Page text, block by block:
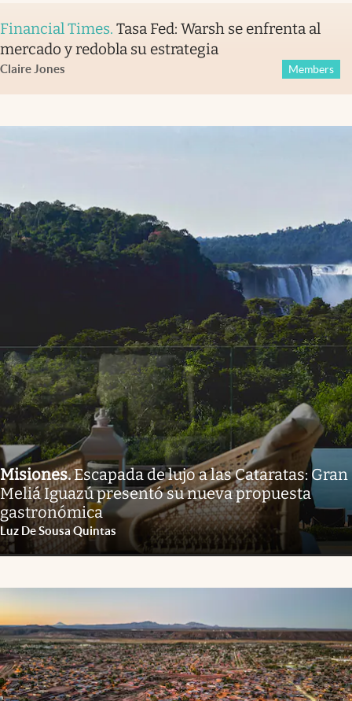
Financial Times. Tasa Fed: Warsh se enfrenta al
mercado y redobla su estrategia
Claire Jones Members
Misiones.Escapada de lujo a las Cataratas: Gran
Meliá Iguazú presentó su nueva propuesta
gastronómica
Luz De Sousa Quintas